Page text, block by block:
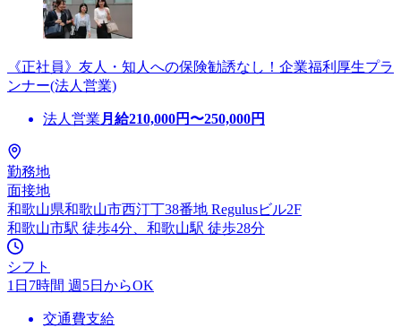
《正社員》友人・知人への保険勧誘なし！企業福利厚生プラ
ンナー(法人営業)
法人営業 月給210,000円〜250,000円
勤務地
面接地
和歌山県和歌山市西汀丁38番地 Regulusビル2F
和歌山市駅 徒歩4分、和歌山駅 徒歩28分
シフト
1日7時間 週5日からOK
交通費支給